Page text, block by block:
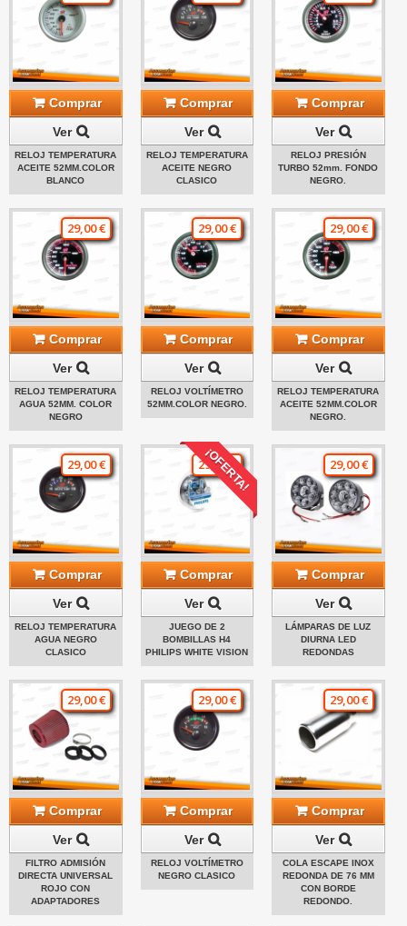
Comprar
Ver
RELOJ TEMPERATURA
ACEITE 52MM.COLOR
BLANCO
Comprar
Ver
RELOJ TEMPERATURA
ACEITE NEGRO
CLASICO
Comprar
Ver
RELOJ PRESIÓN
TURBO 52mm. FONDO
NEGRO.
29,00 €
Comprar
Ver
RELOJ TEMPERATURA
AGUA 52MM. COLOR
NEGRO
29,00 €
Comprar
Ver
RELOJ VOLTÍMETRO
52MM.COLOR NEGRO.
29,00 €
Comprar
Ver
RELOJ TEMPERATURA
ACEITE 52MM.COLOR
NEGRO.
29,00 €
Comprar
Ver
RELOJ TEMPERATURA
AGUA NEGRO
CLASICO
¡OFERTA!
29,00 €
Comprar
Ver
JUEGO DE 2
BOMBILLAS H4
PHILIPS WHITE VISION
29,00 €
Comprar
Ver
LÁMPARAS DE LUZ
DIURNA LED
REDONDAS
29,00 €
Comprar
Ver
FILTRO ADMISIÓN
DIRECTA UNIVERSAL
ROJO CON
ADAPTADORES
29,00 €
Comprar
Ver
RELOJ VOLTÍMETRO
NEGRO CLASICO
29,00 €
Comprar
Ver
COLA ESCAPE INOX
REDONDA DE 76 MM
CON BORDE
REDONDO.